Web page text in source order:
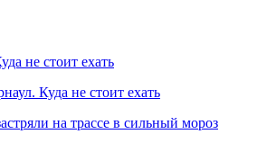
не стоит ехать
Куда не стоит ехать
на трассе в сильный мороз